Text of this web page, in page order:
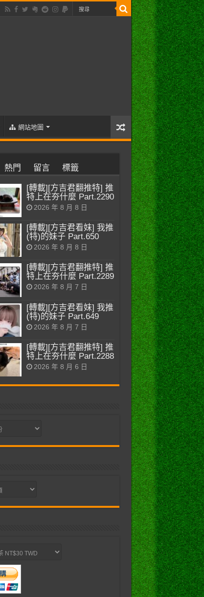
網站地圖
熱門 留言 標籤
[轉載][方吉君翻推特] 推
特上在夯什麼 Part.2290
2026 年 8 月 8 日
[轉載][方吉君看妹] 我推
(特)的妹子 Part.650
2026 年 8 月 8 日
[轉載][方吉君翻推特] 推
特上在夯什麼 Part.2289
2026 年 8 月 7 日
[轉載][方吉君看妹] 我推
(特)的妹子 Part.649
2026 年 8 月 7 日
[轉載][方吉君翻推特] 推
特上在夯什麼 Part.2288
2026 年 8 月 6 日